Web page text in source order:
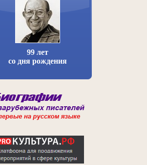
99 лет
со дня рождения